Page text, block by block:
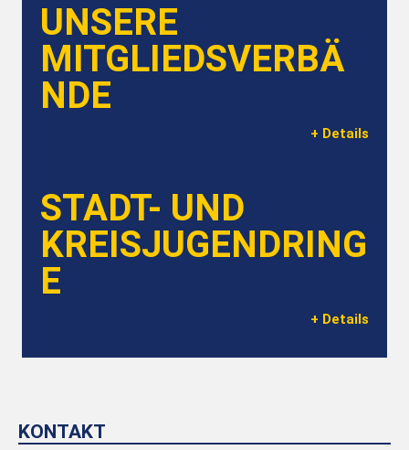
UNSERE
MITGLIEDSVERBÄ
NDE
+ Details
STADT- UND
KREISJUGENDRING
E
+ Details
KONTAKT